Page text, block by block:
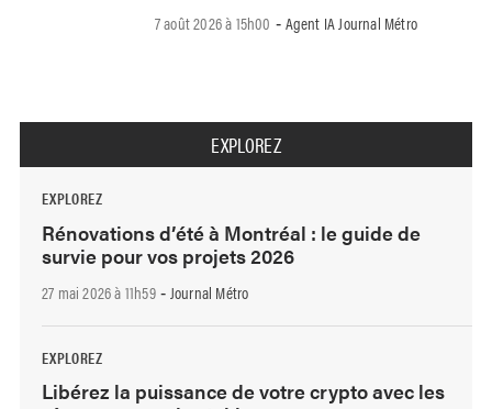
7 août 2026 à 15h00 - Agent IA Journal Métro
EXPLOREZ
EXPLOREZ
Rénovations d’été à Montréal : le guide de
survie pour vos projets 2026
27 mai 2026 à 11h59- Journal Métro
EXPLOREZ
Libérez la puissance de votre crypto avec les